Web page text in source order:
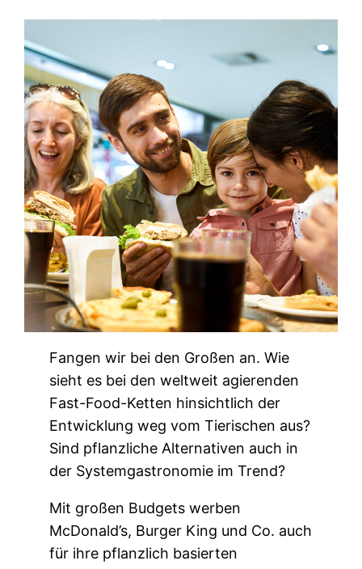
Fangen wir bei den Großen an. Wie
sieht es bei den weltweit agierenden
Fast-Food-Ketten hinsichtlich der
Entwicklung weg vom Tierischen aus?
Sind pflanzliche Alternativen auch in
der Systemgastronomie im Trend?
Mit großen Budgets werben
McDonald’s, Burger King und Co. auch
für ihre pflanzlich basierten